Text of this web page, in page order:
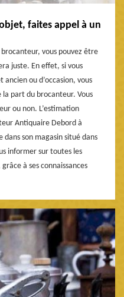
faites appel à un
vous pouvez être
juste. En effet, si vous
ou d’occasion, vous
part du brocanteur. Vous
ou non. L’estimation
Antiquaire Debord à
dans son magasin situé dans
informer sur toutes les
à ses connaissances